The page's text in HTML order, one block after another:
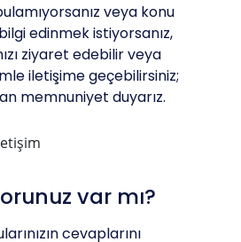
veya konu
edinmek istiyorsanız,
ziyaret edebilir veya
iletişime geçebilirsiniz;
memnuniyet duyarız.
var mı?
cevaplarını